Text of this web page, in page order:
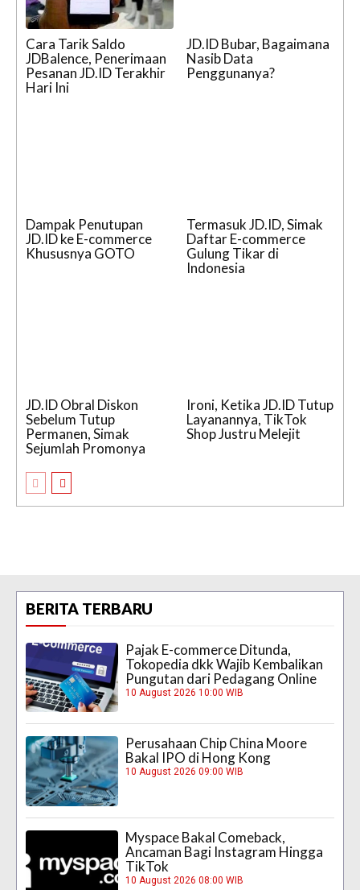
Cara Tarik Saldo
JDBalence, Penerimaan
Pesanan JD.ID Terakhir
Hari Ini
JD.ID Bubar, Bagaimana
Nasib Data
Penggunanya?
Dampak Penutupan
JD.ID ke E-commerce
Khususnya GOTO
Termasuk JD.ID, Simak
Daftar E-commerce
Gulung Tikar di
Indonesia
JD.ID Obral Diskon
Sebelum Tutup
Permanen, Simak
Sejumlah Promonya
Ironi, Ketika JD.ID Tutup
Layanannya, TikTok
Shop Justru Melejit
BERITA TERBARU
Pajak E-commerce Ditunda,
Tokopedia dkk Wajib Kembalikan
Pungutan dari Pedagang Online
10 August 2026 10:00 WIB
Perusahaan Chip China Moore
Bakal IPO di Hong Kong
10 August 2026 09:00 WIB
Myspace Bakal Comeback,
Ancaman Bagi Instagram Hingga
TikTok
10 August 2026 08:00 WIB